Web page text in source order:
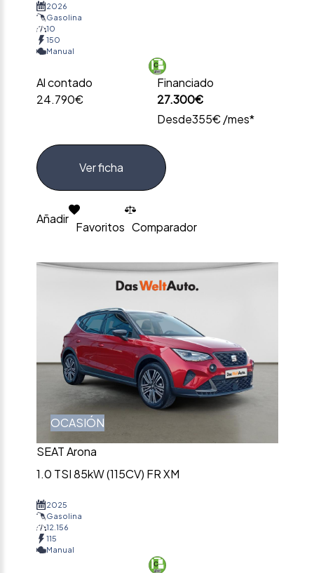
2026
Gasolina
10
150
Manual
Al contado
24.790€
Financiado
27.300€
Desde355€ /mes*
Ver ficha
Añadir
Favoritos Comparador
OCASIÓN
SEAT Arona
1.0 TSI 85kW (115CV) FR XM
2025
Gasolina
12.156
115
Manual